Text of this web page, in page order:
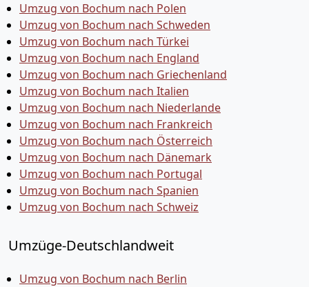
Umzug von Bochum nach Polen
Umzug von Bochum nach Schweden
Umzug von Bochum nach Türkei
Umzug von Bochum nach England
Umzug von Bochum nach Griechenland
Umzug von Bochum nach Italien
Umzug von Bochum nach Niederlande
Umzug von Bochum nach Frankreich
Umzug von Bochum nach Österreich
Umzug von Bochum nach Dänemark
Umzug von Bochum nach Portugal
Umzug von Bochum nach Spanien
Umzug von Bochum nach Schweiz
Umzüge-Deutschlandweit
Umzug von Bochum nach Berlin